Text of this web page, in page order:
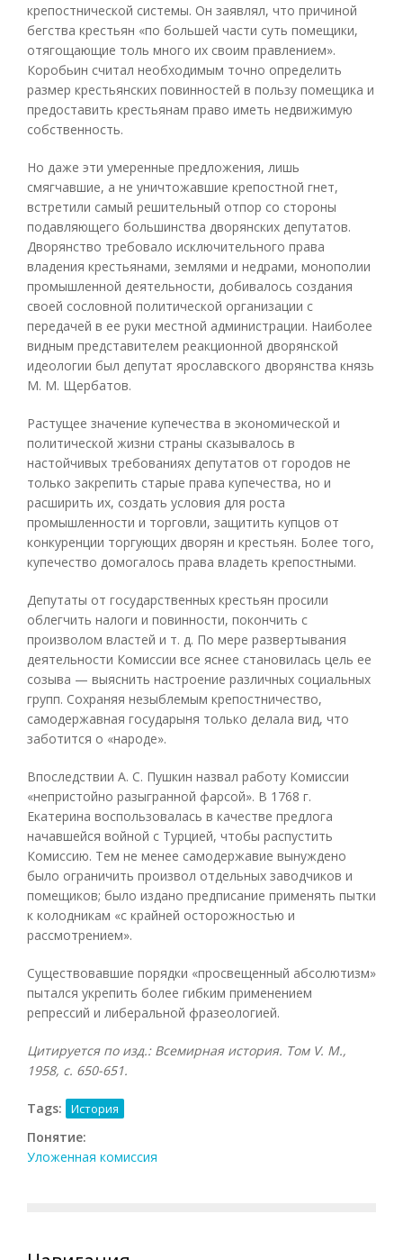
крепостнической системы. Он заявлял, что причиной
бегства крестьян «по большей части суть помещики,
отягощающие толь много их своим правлением».
Коробьин считал необходимым точно определить
размер крестьянских повинностей в пользу помещика и
предоставить крестьянам право иметь недвижимую
собственность.
Но даже эти умеренные предложения, лишь
смягчавшие, а не уничтожавшие крепостной гнет,
встретили самый решительный отпор со стороны
подавляющего большинства дворянских депутатов.
Дворянство требовало исключительного права
владения крестьянами, землями и недрами, монополии
промышленной деятельности, добивалось создания
своей сословной политической организации с
передачей в ее руки местной администрации. Наиболее
видным представителем реакционной дворянской
идеологии был депутат ярославского дворянства князь
М. М. Щербатов.
Растущее значение купечества в экономической и
политической жизни страны сказывалось в
настойчивых требованиях депутатов от городов не
только закрепить старые права купечества, но и
расширить их, создать условия для роста
промышленности и торговли, защитить купцов от
конкуренции торгующих дворян и крестьян. Более того,
купечество домогалось права владеть крепостными.
Депутаты от государственных крестьян просили
облегчить налоги и повинности, покончить с
произволом властей и т. д. По мере развертывания
деятельности Комиссии все яснее становилась цель ее
созыва — выяснить настроение различных социальных
групп. Сохраняя незыблемым крепостничество,
самодержавная государыня только делала вид, что
заботится о «народе».
Впоследствии А. С. Пушкин назвал работу Комиссии
«непристойно разыгранной фарсой». В 1768 г.
Екатерина воспользовалась в качестве предлога
начавшейся войной с Турцией, чтобы распустить
Комиссию. Тем не менее самодержавие вынуждено
было ограничить произвол отдельных заводчиков и
помещиков; было издано предписание применять пытки
к колодникам «с крайней осторожностью и
рассмотрением».
Существовавшие порядки «просвещенный абсолютизм»
пытался укрепить более гибким применением
репрессий и либеральной фразеологией.
Цитируется по изд.: Всемирная история. Том V. М.,
1958, с. 650-651.
Tags: История
Понятие:
Уложенная комиссия